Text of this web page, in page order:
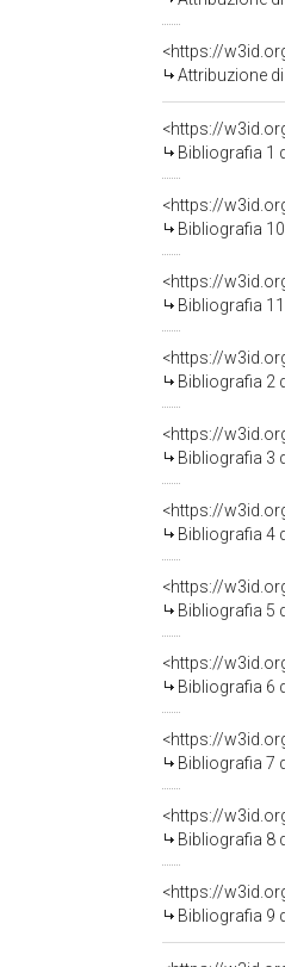
<https://
Attribuzione
<https://
Bibliografia 1
<https://
Bibliografia
<https://
Bibliografia
<https://
Bibliografia 2
<https://
Bibliografia 3
<https://
Bibliografia 4
<https://
Bibliografia 5
<https://
Bibliografia 6
<https://
Bibliografia 7
<https://
Bibliografia 8
<https://
Bibliografia 9